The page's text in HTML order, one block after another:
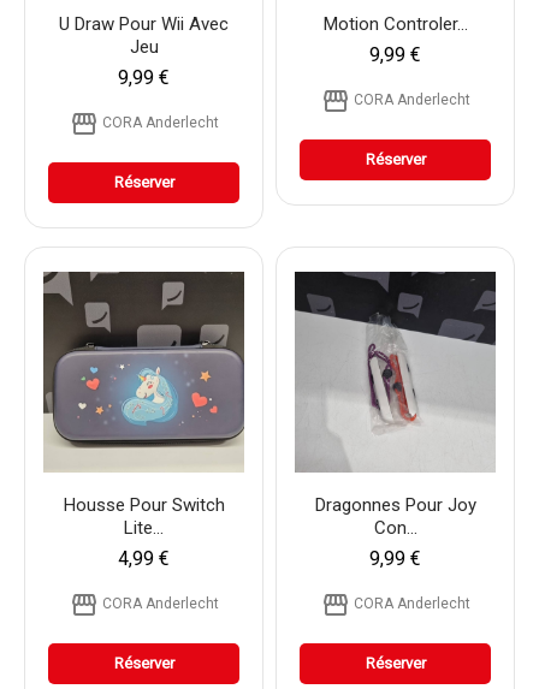
U Draw Pour Wii Avec
Jeu
9,99 €
storefront CORA Anderlecht
Réserver
Motion Controler...
9,99 €
storefront CORA Anderlecht
Réserver
Housse Pour Switch
Lite...
4,99 €
storefront CORA Anderlecht
Réserver
Dragonnes Pour Joy
Con...
9,99 €
storefront CORA Anderlecht
Réserver